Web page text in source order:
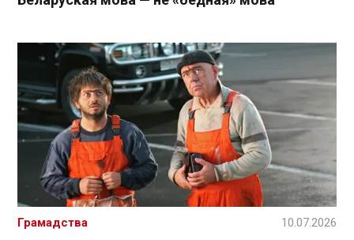
Грамадства 10.07.2026